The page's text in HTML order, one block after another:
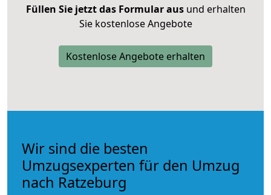
Füllen Sie jetzt das Formular ausund erhalten
Sie kostenlose Angebote
Kostenlose Angebote erhalten
Wir sind die besten
Umzugsexperten für den Umzug
nach Ratzeburg